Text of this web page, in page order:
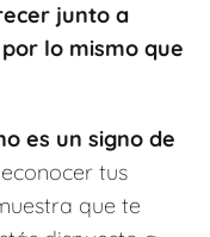
junto a
lo mismo que
es un signo de
tus
que te